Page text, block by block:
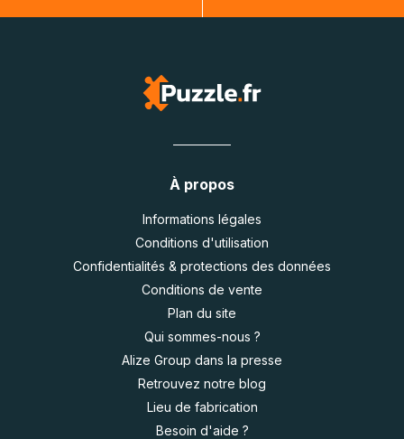
À propos
Informations légales
Conditions d'utilisation
Confidentialités & protections des données
Conditions de vente
Plan du site
Qui sommes-nous ?
Alize Group dans la presse
Retrouvez notre blog
Lieu de fabrication
Besoin d'aide ?